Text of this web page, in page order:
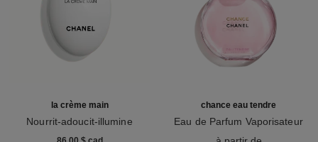
la crème main
Nourrit-adoucit-illumine
chance eau tendre
Eau de Parfum Vaporisateur